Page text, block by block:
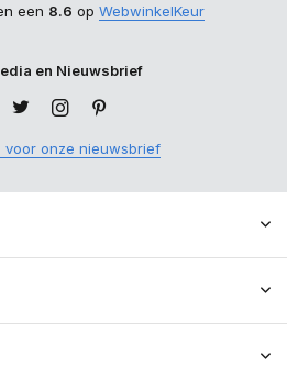
een 8.6 op WebwinkelKeur
en Nieuwsbrief
voor onze nieuwsbrief